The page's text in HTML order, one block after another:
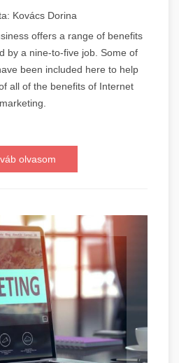
Kovács Dorina
offers a range of benefits
by a nine-to-five job. Some of
been included here to help
all of the benefits of Internet
marketing.
olvasom